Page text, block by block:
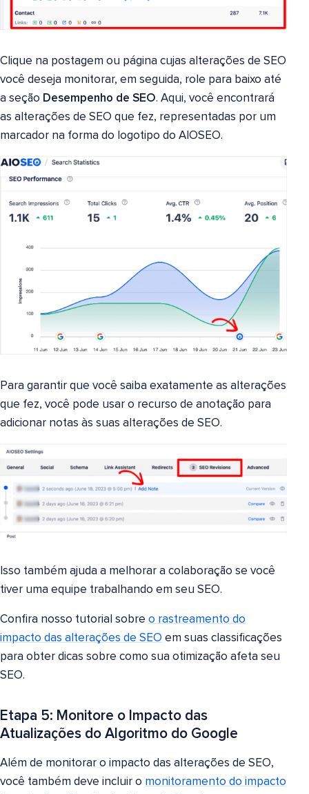
Clique na postagem ou página cujas alterações de SEO
você deseja monitorar, em seguida, role para baixo até
a seção Desempenho de SEO. Aqui, você encontrará
as alterações de SEO que fez, representadas por um
marcador na forma do logotipo do AIOSEO.
Para garantir que você saiba exatamente as alterações
que fez, você pode usar o recurso de anotação para
adicionar notas às suas alterações de SEO.
Isso também ajuda a melhorar a colaboração se você
tiver uma equipe trabalhando em seu SEO.
Confira nosso tutorial sobre o rastreamento do
impacto das alterações de SEO em suas classificações
para obter dicas sobre como sua otimização afeta seu
SEO.
Etapa 5: Monitore o Impacto das
Atualizações do Algoritmo do Google
Além de monitorar o impacto das alterações de SEO,
você também deve incluir o monitoramento do impacto